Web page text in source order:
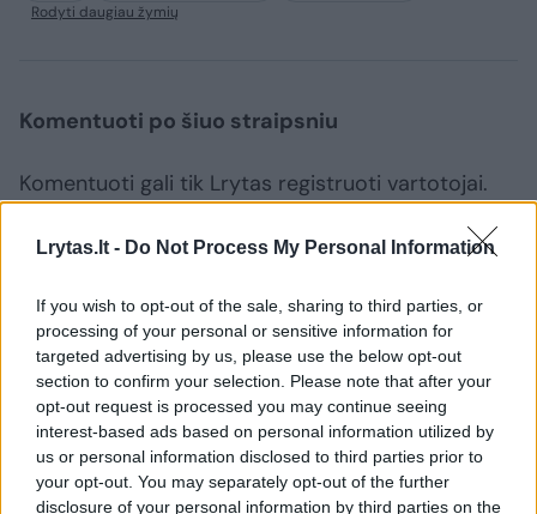
Lrytas.lt - Do Not Process My Personal Information
If you wish to opt-out of the sale, sharing to third parties, or
processing of your personal or sensitive information for
targeted advertising by us, please use the below opt-out
section to confirm your selection. Please note that after your
opt-out request is processed you may continue seeing
interest-based ads based on personal information utilized by
us or personal information disclosed to third parties prior to
your opt-out. You may separately opt-out of the further
disclosure of your personal information by third parties on the
Rodyti daugiau žymių
Komentuoti po šiuo straipsniu
Komentuoti gali tik Lrytas registruoti vartotojai.
bendruomenės ir bendraukite komentaruose!
Rodyti komentarus
Prisijungti komentatoriams